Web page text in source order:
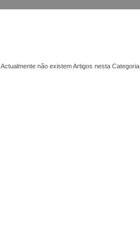
Actualmente não existem Artigos nesta Categoria.